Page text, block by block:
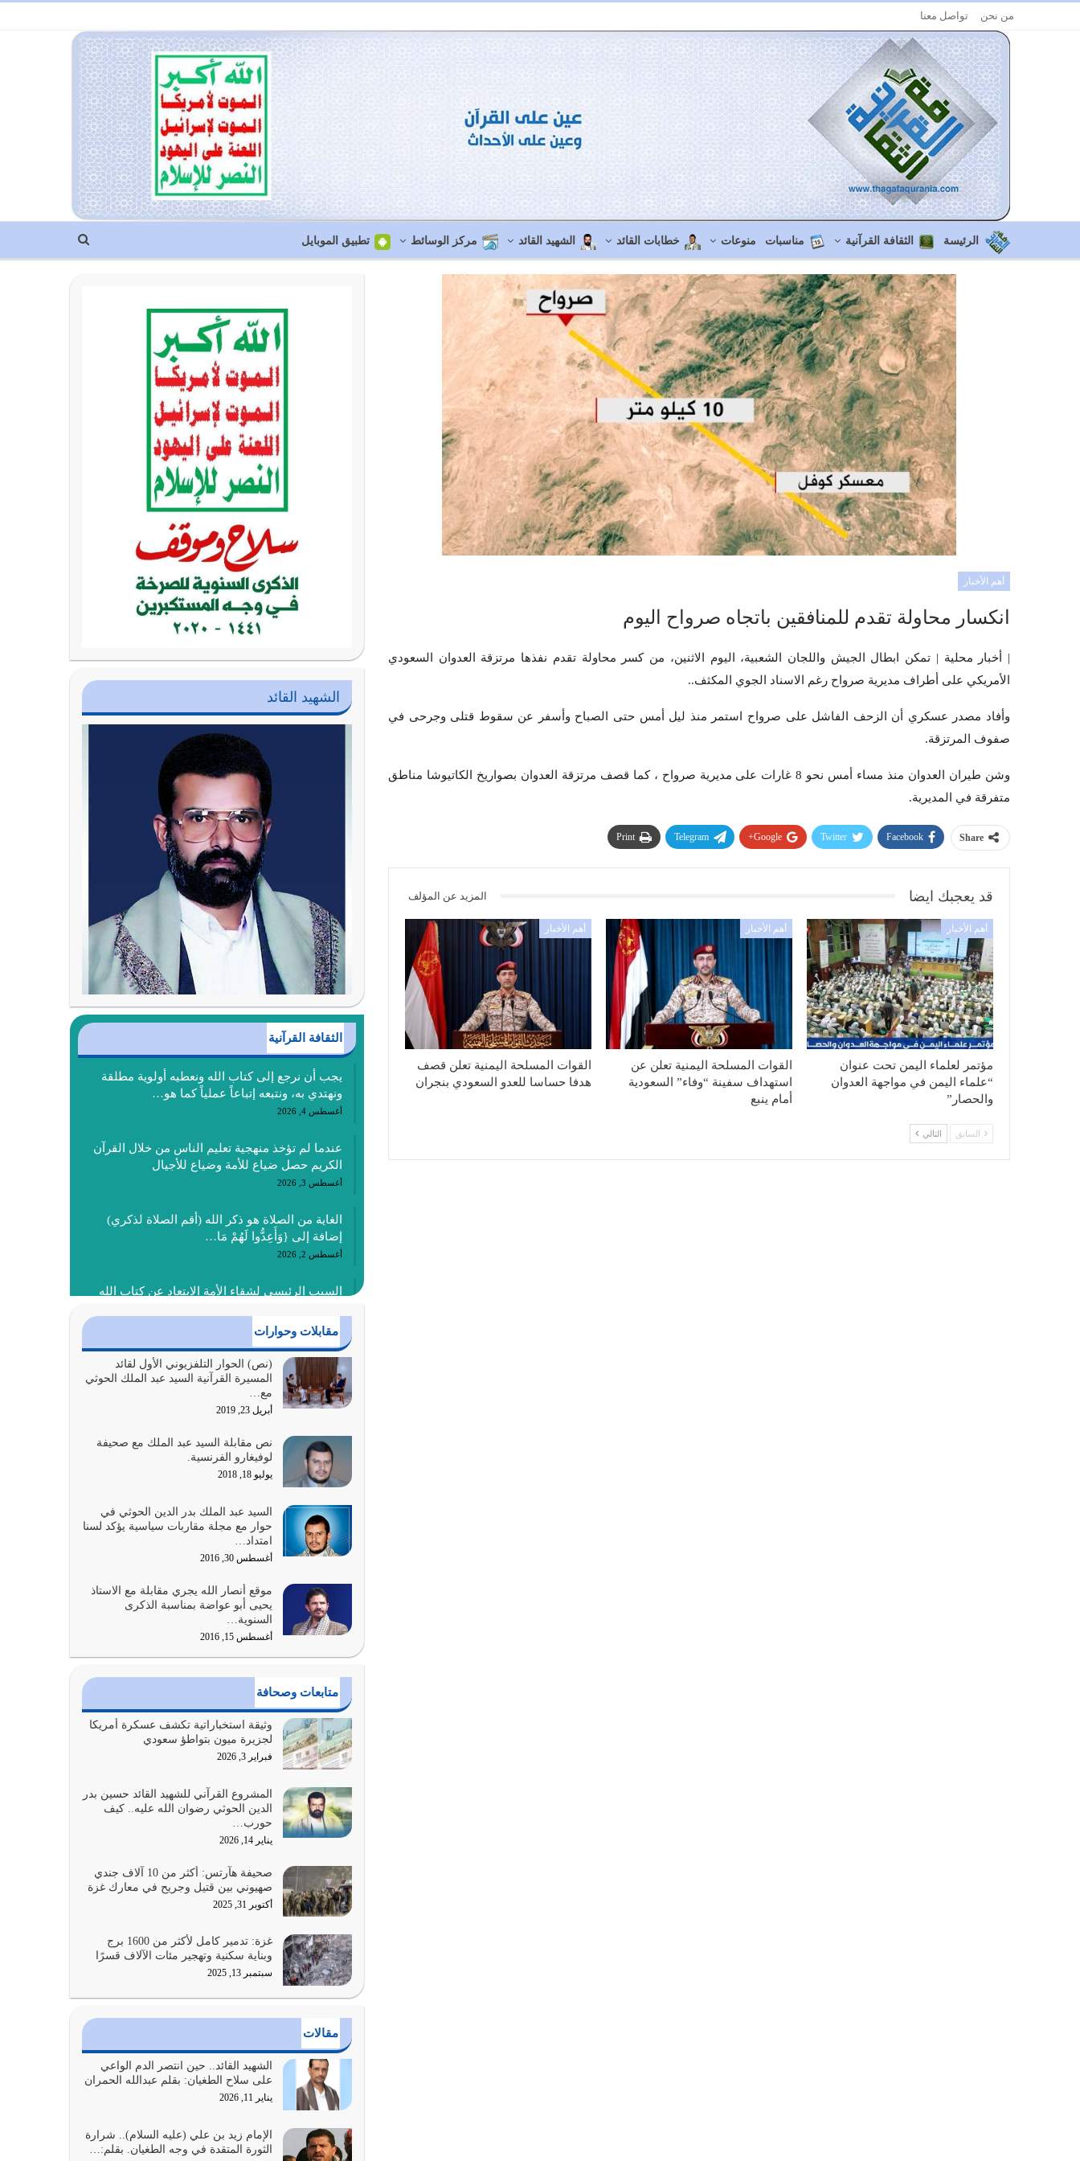
من نحن تواصل معنا
الرئيسة الثقافة القرآنية مناسبات منوعات خطابات القائد الشهيد القائد مركز الوسائط تطبيق الموبايل
أهم الأخبار
انكسار محاولة تقدم للمنافقين باتجاه صرواح اليوم
| أخبار محلية | تمكن ابطال الجيش واللجان الشعبية، اليوم الاثنين، من كسر محاولة تقدم نفذها مرتزقة العدوان السعودي
الأمريكي على أطراف مديرية صرواح رغم الاسناد الجوي المكثف..
وأفاد مصدر عسكري أن الزحف الفاشل على صرواح استمر منذ ليل أمس حتى الصباح وأسفر عن سقوط قتلى وجرحى في
صفوف المرتزقة.
وشن طيران العدوان منذ مساء أمس نحو 8 غارات على مديرية صرواح ، كما قصف مرتزقة العدوان بصواريخ الكاتيوشا مناطق
متفرقة في المديرية.
Share
Facebook
Twitter
Google+
Telegram
Print
قد يعجبك ايضا المزيد عن المؤلف
أهم الأخبار
مؤتمر لعلماء اليمن تحت عنوان
“علماء اليمن في مواجهة العدوان
والحصار”
أهم الأخبار
القوات المسلحة اليمنية تعلن عن
استهداف سفينة “وفاء” السعودية
أمام ينبع
أهم الأخبار
القوات المسلحة اليمنية تعلن قصف
هدفا حساسا للعدو السعودي بنجران
السابق التالي
الشهيد القائد
الثقافة القرآنية
يجب أن نرجع إلى كتاب الله ونعطيه أولوية مطلقة
ونهتدي به، ونتبعه إتباعاً عملياً كما هو…
أغسطس 4, 2026
عندما لم تؤخذ منهجية تعليم الناس من خلال القرآن
الكريم حصل ضياع للأمة وضياع للأجيال
أغسطس 3, 2026
الغاية من الصلاة هو ذكر الله (أقم الصلاة لذكري)
إضافة إلى {وَأَعِدُّوا لَهُمْ مَا…
أغسطس 2, 2026
السبب الرئيسي لشقاء الأمة الابتعاد عن كتاب الله
أغسطس 1, 2026
أبرز أسباب الشقاء هو الإعراض عن ذكر الله وعن هدى
الله المتمثل في القرآن الكريم
يوليو 31, 2026
أولياء الشيطان كلما كانوا أكثر ولاءً وطاعة للشيطان
كلما كانوا أكثر ضعفاً
يوليو 30, 2026
وعد الله تعالى من يُقتل في سبيله بالحياة الأبدية
والرزق والاستبشار والنجاة والخلود في…
يوليو 29, 2026
سيرته معرفة شخصيته معرفة عظمته
يوليو 28, 2026
عندما يكون عدوك هو عدو الله معناه أن تكون نقاط
الضعف فيه كثيرة وسينصرك الله عليه إذا…
يوليو 26, 2026
أراد الله لهذه الأمة ان تكون خير امة أخرجت للناس
بالنهوض بالأمر بالمعروف والنهي عن…
يوليو 25, 2026
الدين الذي شرعه الله لا يجوز أن يخضع لآرائنا وأهوائنا
واجتهاداتنا لأننا سنختلف ونتفرق
يوليو 24, 2026
أي أمة تتفرق في الدين وتتفرق في كيانها معناه أنها
أصبحت أمة عاجزة عن النهوض…
يوليو 23, 2026
المُلك كله لله تعالى يؤتيه من يشاء وينزعه ممن يشاء
ويعز من يشاء ويذل من يشاء
يوليو 21, 2026
{إِنَّ الدِّينَ عِنْدَ اللَّهِ الْإسْلامُ} الدين الذي شرعه الله
مقابلات وحوارات
(نص) الحوار التلفزيوني الأول لقائد
المسيرة القرآنية السيد عبد الملك الحوثي
مع…
أبريل 23, 2019
نص مقابلة السيد عبد الملك مع صحيفة
لوفيغارو الفرنسية.
يوليو 18, 2018
السيد عبد الملك بدر الدين الحوثي في
حوار مع مجلة مقاربات سياسية يؤكد لسنا
امتداد…
أغسطس 30, 2016
موقع أنصار الله يجري مقابلة مع الاستاذ
يحيى أبو عواضة بمناسبة الذكرى
السنوية…
أغسطس 15, 2016
متابعات وصحافة
وثيقة استخباراتية تكشف عسكرة أمريكا
لجزيرة ميون بتواطؤ سعودي
فبراير 3, 2026
المشروع القرآني للشهيد القائد حسين بدر
الدين الحوثي رضوان الله عليه.. كيف
حورب…
يناير 14, 2026
صحيفة هآرتس: أكثر من 10 آلاف جندي
صهيوني بين قتيل وجريح في معارك غزة
أكتوبر 31, 2025
غزة: تدمير كامل لأكثر من 1600 برج
وبناية سكنية وتهجير مئات الآلاف قسرًا
سبتمبر 13, 2025
مقالات
الشهيد القائد.. حين انتصر الدم الواعي
على سلاح الطغيان: بقلم عبدالله الحمران
يناير 11, 2026
الإمام زيد بن علي (عليه السلام).. شرارة
الثورة المتقدة في وجه الطغيان. بقلم:…